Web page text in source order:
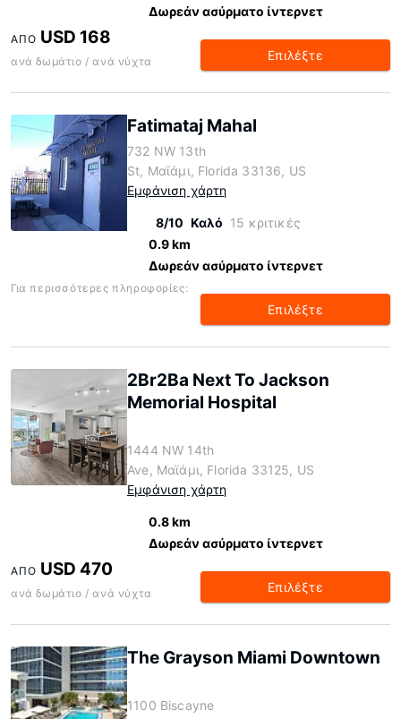
Δωρεάν ασύρματο ίντερνετ
ΑΠΌ USD 168
ανά δωμάτιο / ανά νύχτα Επιλέξτε
Fatimataj Mahal
732 NW 13th
St, Μαϊάμι, Florida 33136, US
Εμφάνιση χάρτη
8/10 Καλό 15 κριτικές
0.9 km
Δωρεάν ασύρματο ίντερνετ
Για περισσότερες πληροφορίες:
Επιλέξτε
2Br2Ba Next To Jackson
Memorial Hospital
1444 NW 14th
Ave, Μαϊάμι, Florida 33125, US
Εμφάνιση χάρτη
0.8 km
Δωρεάν ασύρματο ίντερνετ
ΑΠΌ USD 470
ανά δωμάτιο / ανά νύχτα Επιλέξτε
The Grayson Miami Downtown
1100 Biscayne